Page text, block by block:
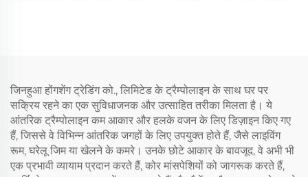
जिनहुआ होंगशेंग ट्रेडिंग को., लिमिटेड के ट्रैम्पोलाइन के साथ घर पर
सक्रिय रहने का एक सुविधाजनक और उत्साहित तरीका मिलता है। ये
आंतरिक ट्रैम्पोलाइन कम आकार और हलके वजन के लिए डिज़ाइन किए गए
हैं, जिससे वे विभिन्न आंतरिक जगहों के लिए उपयुक्त होते हैं, जैसे लाइविंग
रूम, घरेलू जिम या खेलने के कमरे। उनके छोटे आकार के बावजूद, वे अभी भी
एक प्रभावी व्यायाम प्रदान करते हैं, कोर मांसपेशियों को जागरूक करते हैं,